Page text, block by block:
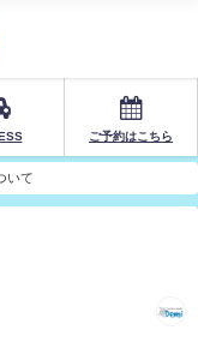
ご予約はこちら
いて